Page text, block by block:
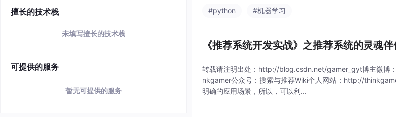
擅长的技术栈
未填写擅长的技术栈
可提供的服务
暂无可提供的服务
#python #机器学习
《推荐系统开发实战》之推荐系统的灵魂
转载请注明出处：http://blog.csdn.net/gamer_gyt博主微
nkgamer公众号：搜索与推荐Wiki个人网站：http://
明确的应用场景，所以，可以利...